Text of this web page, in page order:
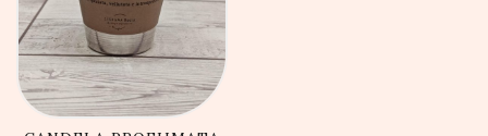
AGGIUNGI AL
CARRELLO